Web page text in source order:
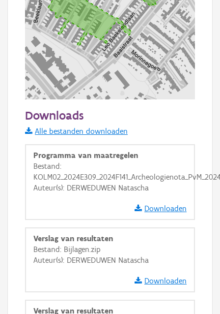
Informatie Vlaanderen
i
+ −
Basis Lagen
Ortho
Downloads
Alle bestanden downloaden
Programma van maatregelen
Bestand:
Auteur(s): DERWEDUWEN Natascha
Downloaden
Verslag van resultaten
Bestand: Bijlagen.zip
Auteur(s): DERWEDUWEN Natascha
Downloaden
Verslag van resultaten